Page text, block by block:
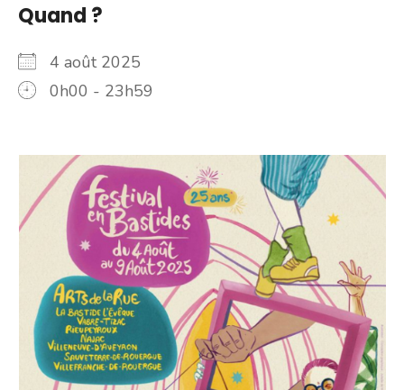
Quand ?
4 août 2025
0h00 - 23h59